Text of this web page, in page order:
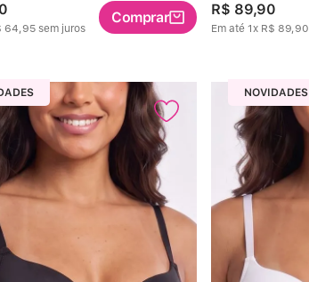
64,95 sem juros
Comprar R$ 89,90
Em até 1x R$ 89,90
NOVIDADES